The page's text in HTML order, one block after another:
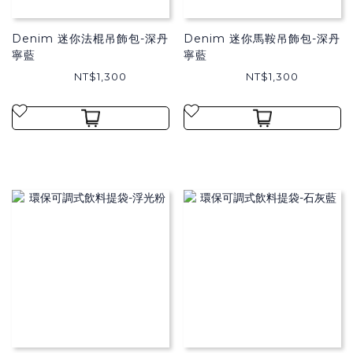
Denim 迷你法棍吊飾包-深丹
寧藍
NT$1,300
Denim 迷你馬鞍吊飾包-深丹
寧藍
NT$1,300